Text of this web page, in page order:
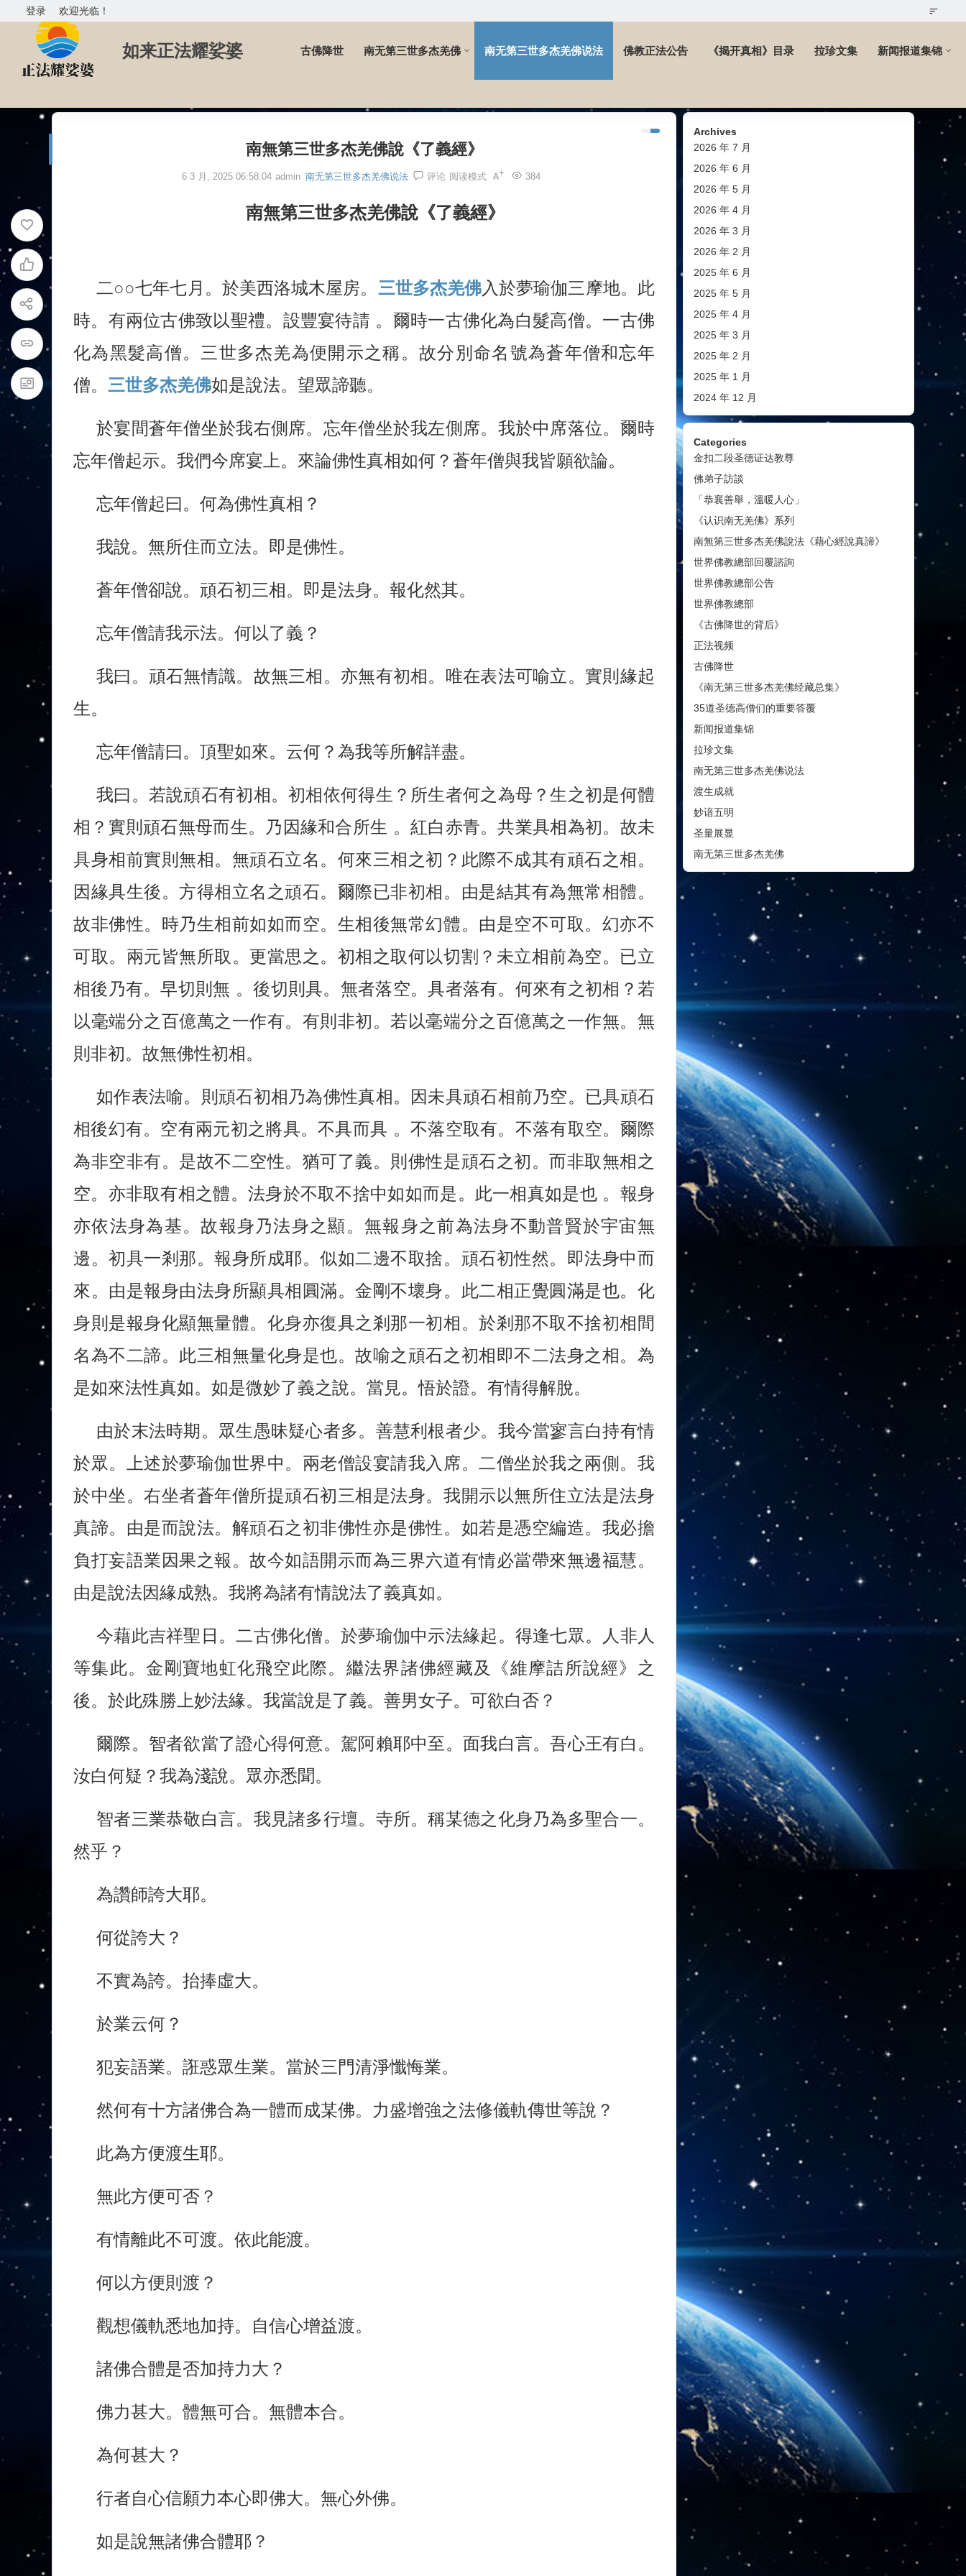
欢迎光临！
登录
如来正法耀娑婆 古佛降世 南无第三世多杰羌佛 南无第三世多杰羌佛说法 佛教正法公告 《揭开真相》目录 拉珍文集 新闻报道集锦
南無第三世多杰羌佛說《了義經》
6 3 月, 2025 06:58:04 admin 南无第三世多杰羌佛说法 评论 384
阅读模式
南無第三世多杰羌佛說《了義經》
二○○七年七月。於美西洛城木屋房。 三世多杰羌佛入於夢瑜伽三摩地。此
時。有兩位古佛致以聖禮。設豐宴待請 。爾時一古佛化為白髮高僧。一古佛
化為黑髮高僧。三世多杰羌為便開示之稱。故分別命名號為蒼年僧和忘年
僧。 三世多杰羌佛如是說法。望眾諦聽。
於宴間蒼年僧坐於我右側席。忘年僧坐於我左側席。我於中席落位。爾時
忘年僧起示。我們今席宴上。來論佛性真相如何？蒼年僧與我皆願欲論。
忘年僧起曰。何為佛性真相？
我說。無所住而立法。即是佛性。
蒼年僧卻說。頑石初三相。即是法身。報化然其。
忘年僧請我示法。何以了義？
我曰。頑石無情識。故無三相。亦無有初相。唯在表法可喻立。實則緣起
生。
忘年僧請曰。頂聖如來。云何？為我等所解詳盡。
我曰。若說頑石有初相。初相依何得生？所生者何之為母？生之初是何體
相？實則頑石無母而生。乃因緣和合所生 。紅白赤青。共業具相為初。故未
具身相前實則無相。無頑石立名。何來三相之初？此際不成其有頑石之相。
因緣具生後。方得相立名之頑石。爾際已非初相。由是結其有為無常相體。
故非佛性。時乃生相前如如而空。生相後無常幻體。由是空不可取。幻亦不
可取。兩元皆無所取。更當思之。初相之取何以切割？未立相前為空。已立
相後乃有。早切則無 。後切則具。無者落空。具者落有。何來有之初相？若
以毫端分之百億萬之一作有。有則非初。若以毫端分之百億萬之一作無。無
則非初。故無佛性初相。
如作表法喻。則頑石初相乃為佛性真相。因未具頑石相前乃空。已具頑石
相後幻有。空有兩元初之將具。不具而具 。不落空取有。不落有取空。爾際
為非空非有。是故不二空性。猶可了義。則佛性是頑石之初。而非取無相之
空。亦非取有相之體。法身於不取不捨中如如而是。此一相真如是也 。報身
亦依法身為基。故報身乃法身之顯。無報身之前為法身不動普賢於宇宙無
邊。初具一剎那。報身所成耶。似如二邊不取捨。頑石初性然。即法身中而
來。由是報身由法身所顯具相圓滿。金剛不壞身。此二相正覺圓滿是也。化
身則是報身化顯無量體。化身亦復具之剎那一初相。於剎那不取不捨初相間
名為不二諦。此三相無量化身是也。故喻之頑石之初相即不二法身之相。為
是如來法性真如。如是微妙了義之說。當見。悟於證。有情得解脫。
由於末法時期。眾生愚昧疑心者多。善慧利根者少。我今當寥言白持有情
於眾。上述於夢瑜伽世界中。兩老僧設宴請我入席。二僧坐於我之兩側。我
於中坐。右坐者蒼年僧所提頑石初三相是法身。我開示以無所住立法是法身
真諦。由是而說法。解頑石之初非佛性亦是佛性。如若是憑空編造。我必擔
負打妄語業因果之報。故今如語開示而為三界六道有情必當帶來無邊福慧。
由是說法因緣成熟。我將為諸有情說法了義真如。
今藉此吉祥聖日。二古佛化僧。於夢瑜伽中示法緣起。得逢七眾。人非人
等集此。金剛寶地虹化飛空此際。繼法界諸佛經藏及《維摩詰所說經》之
後。於此殊勝上妙法緣。我當說是了義。善男女子。可欲白否？
爾際。智者欲當了證心得何意。駕阿賴耶中至。面我白言。吾心王有白。
汝白何疑？我為淺說。眾亦悉聞。
智者三業恭敬白言。我見諸多行壇。寺所。稱某德之化身乃為多聖合一。
然乎？
為讚師誇大耶。
何從誇大？
不實為誇。抬捧虛大。
於業云何？
犯妄語業。誑惑眾生業。當於三門清淨懺悔業。
然何有十方諸佛合為一體而成某佛。力盛增強之法修儀軌傳世等說？
此為方便渡生耶。
無此方便可否？
有情離此不可渡。依此能渡。
何以方便則渡？
觀想儀軌悉地加持。自信心增益渡。
諸佛合體是否加持力大？
佛力甚大。體無可合。無體本合。
為何甚大？
行者自心信願力本心即佛大。無心外佛。
如是說無諸佛合體耶？
Archives
2026 年 7 月
2026 年 6 月
2026 年 5 月
2026 年 4 月
2026 年 3 月
2026 年 2 月
2025 年 6 月
2025 年 5 月
2025 年 4 月
2025 年 3 月
2025 年 2 月
2025 年 1 月
2024 年 12 月
Categories
金扣二段圣德证达教尊
佛弟子訪談
「恭襄善舉，溫暖人心」
《认识南无羌佛》系列
南無第三世多杰羌佛說法《藉心經說真諦》
世界佛教總部回覆諮詢
世界佛教總部公告
世界佛教總部
《古佛降世的背后》
正法视频
古佛降世
《南无第三世多杰羌佛经藏总集》
35道圣德高僧们的重要答覆
新闻报道集锦
拉珍文集
南无第三世多杰羌佛说法
渡生成就
妙谙五明
圣量展显
南无第三世多杰羌佛